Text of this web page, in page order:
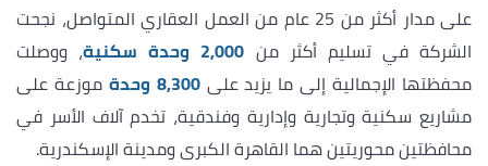
على مدار أكثر من 25 عام من العمل العقاري المتواصل، نجحت
الشركة في تسليم أكثر من 2,000 وحدة سكنية
، ووصلت
محفظتها الإجمالية إلى ما يزيد على8,300 وحدة
موزعة على
مشاريع سكنية وتجارية وإدارية وفندقية، تخدم آلاف الأسر في
محافظتين محوريتين هما القاهرة الكبرى ومدينة الإسكندرية.